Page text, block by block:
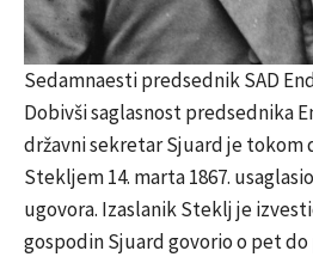
Sedamnaesti predsednik SAD
Dobivši saglasnost predsednika
državni sekretar Sjuard je tokom
Stekljem 14. marta 1867.
ugovora. Izaslanik Steklj je
gospodin Sjuard govorio o pet